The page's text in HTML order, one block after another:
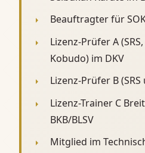
Beauftragter für
Lizenz-Prüfer A
Kobudo) im DKV
Lizenz-Prüfer B
Lizenz-Trainer C
BKB/BLSV
Mitglied im